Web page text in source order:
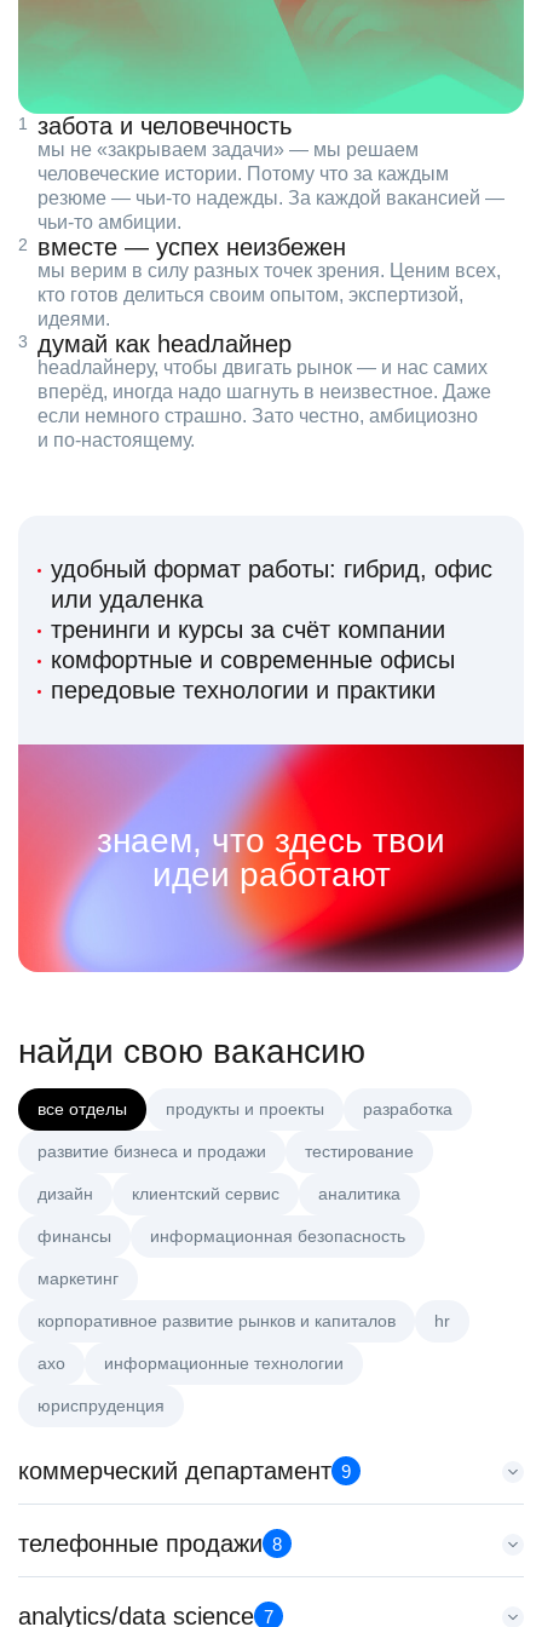
забота и человечность
мы не «закрываем задачи» — мы решаем
человеческие истории. Потому что за каждым
резюме — чьи‑то надежды. За каждой вакансией —
чьи‑то амбиции.
вместе — успех неизбежен
мы верим в силу разных точек зрения. Ценим всех,
кто готов делиться своим опытом, экспертизой,
идеями.
думай как headлайнер
headлайнеру, чтобы двигать рынок — и нас самих
вперёд, иногда надо шагнуть в неизвестное. Даже
если немного страшно. Зато честно, амбициозно
и по‑настоящему.
удобный формат работы: гибрид, офис
или удаленка
тренинги и курсы за счёт компании
комфортные и современные офисы
передовые технологии и практики
знаем, что здесь твои
идеи работают
найди свою вакансию
все отделы продукты и проекты разработка
развитие бизнеса и продажи тестирование
дизайн клиентский сервис аналитика
финансы информационная безопасность
маркетинг
корпоративное развитие рынков и капиталов hr
axo информационные технологии
юриспруденция
коммерческий департамент 9
Key Account Manager (EdTech)
HeadHunter::Коммерческий департамент
150000 ₽
телефонные продажи 8
Менеджер по продажам в сегменте малого и среднего
analytics/data science 7